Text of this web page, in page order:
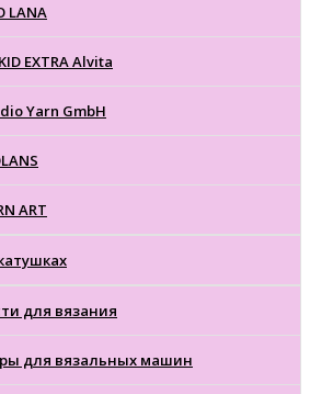
LANA
EXTRA Alvita
Yarn GmbH
ART
для вязания
для вязальных машин